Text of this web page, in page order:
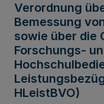
Verordnung
Bemessung
sowie über die
Forschungs-
HLeistBVO)